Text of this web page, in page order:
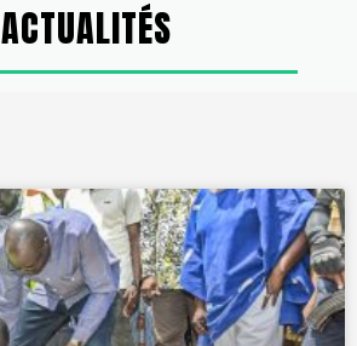
ACTUALITÉS